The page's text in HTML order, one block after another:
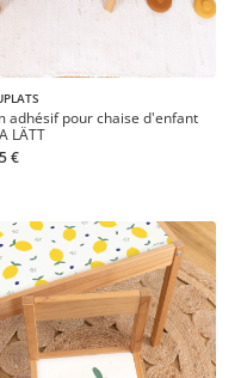
adhésif pour chaise d'enfant
LÄTT
€